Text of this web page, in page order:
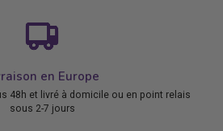
en Europe
48h et livré à domicile ou en point relais
sous 2-7 jours